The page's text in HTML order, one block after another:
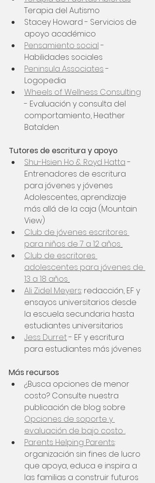
Terapia del Autismo
Stacey Howard - Servicios de
apoyo académico
Pensamiento social -
Habilidades sociales
Peninsula Associates -
Logopedia
Wheels of Wellness Consulting
- Evaluación y consulta del
comportamiento, Heather
Batalden
Tutores de escritura y apoyo
Shu-Hsien Ho & Royd Hatta -
Entrenadores de escritura
para jóvenes y jóvenes
Adolescentes, aprendizaje
más allá de la caja (Mountain
View)
Club de jóvenes escritores
para niños de 7 a 12 años
Club de escritores
adolescentes para jóvenes de
13 a 18 años
Ali Zidel Meyers: redacción, EF y
ensayos universitarios desde
la escuela secundaria hasta
estudiantes universitarios
Jess Durret - EF y escritura
para estudiantes más jóvenes
Más recursos
¿Busca opciones de menor
costo? Consulte nuestra
publicación de blog sobre
Opciones de soporte y
evaluación de bajo costo .
Parents Helping Parents:
organización sin fines de lucro
que apoya, educa e inspira a
las familias a construir futuros